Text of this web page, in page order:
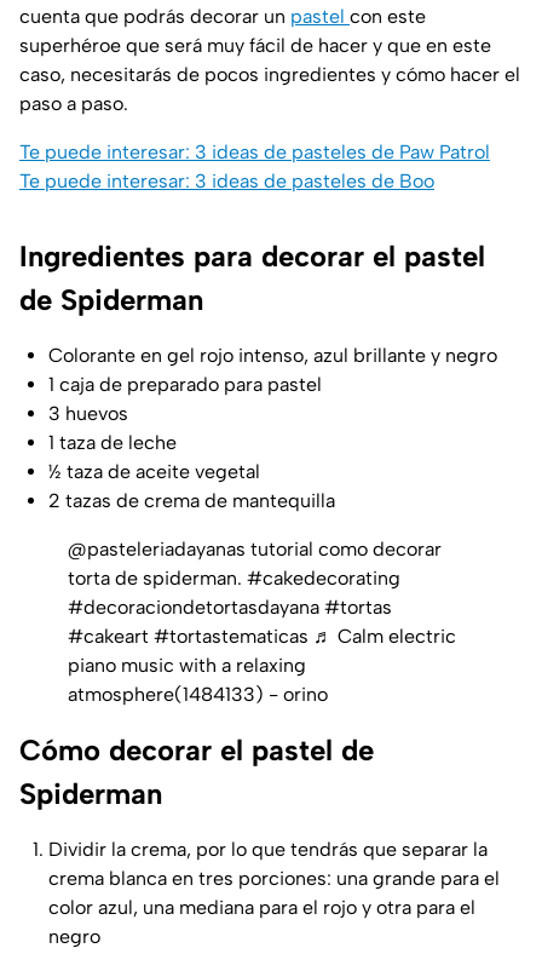
cuenta que podrás decorar un pastel con este
superhéroe que será muy fácil de hacer y que en este
caso, necesitarás de pocos ingredientes y cómo hacer el
paso a paso.
Te puede interesar: 3 ideas de pasteles de Paw Patrol
Te puede interesar: 3 ideas de pasteles de Boo
Ingredientes para decorar el pastel
de Spiderman
Colorante en gel rojo intenso, azul brillante y negro
1 caja de preparado para pastel
3 huevos
1 taza de leche
½ taza de aceite vegetal
2 tazas de crema de mantequilla
@pasteleriadayanas tutorial como decorar
torta de spiderman. #cakedecorating
#decoraciondetortasdayana #tortas
#cakeart #tortastematicas ♬ Calm electric
piano music with a relaxing
atmosphere(1484133) - orino
Cómo decorar el pastel de
Spiderman
Dividir la crema, por lo que tendrás que separar la
crema blanca en tres porciones: una grande para el
color azul, una mediana para el rojo y otra para el
negro